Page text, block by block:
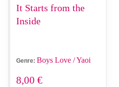
It Starts from the
Inside
Genre: Boys Love / Yaoi
8,00 €